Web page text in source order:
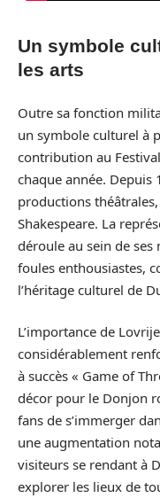
Un symbole
les arts
Outre sa fonction
un symbole culturel à
contribution au
chaque année.
productions
Shakespeare. La
déroule au sein de ses
foules enthousiastes,
l’héritage culturel de
L’importance de
considérablement
à succès « Game of
décor pour le Donjon
fans de s’immerger
une augmentation
visiteurs se rendant à
explorer les lieux de